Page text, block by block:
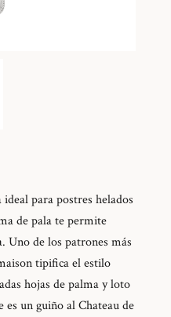
para postres helados
de pala te permite
Uno de los patrones más
tipifica el estilo
hojas de palma y loto
un guiño al Chateau de